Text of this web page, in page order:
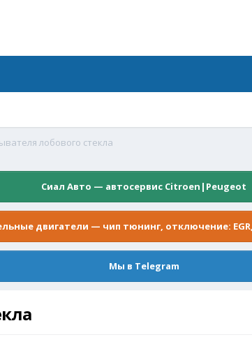
лобового стекла
Сиал Авто — автосервис Citroen|Peugeot
двигатели — чип тюнинг, отключение: EGR,
Мы в Telegram